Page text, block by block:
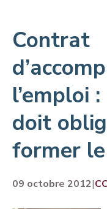
Contrat
l’emploi
doit
former
09 octobre 2012|